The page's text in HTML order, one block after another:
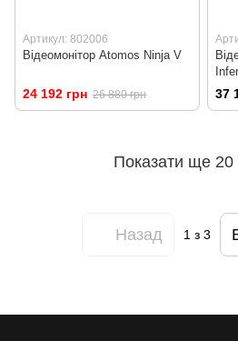
Артикул: 802006
Відеомонітор Atomos Ninja V
24 192 грн 26 880 грн 37
Показати ще 20
Назад 1з 3